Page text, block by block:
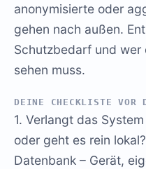
anonymisierte oder
gehen nach außen.
Schutzbedarf und
sehen muss.
DEINE CHECKLISTE VOR
1. Verlangt das
oder geht es rein
Datenbank – Gerät,